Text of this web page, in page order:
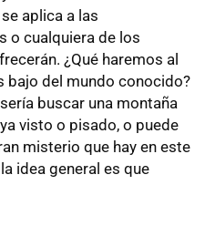
aplica a las
o cualquiera de los
¿Qué haremos al
bajo del mundo conocido?
buscar una montaña
visto o pisado, o puede
misterio que hay en este
idea general es que